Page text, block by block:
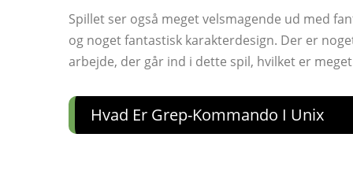
Spillet ser også meget velsmagende ud med
og noget fantastisk karakterdesign. Der er
arbejde, der går ind i dette spil, hvilket er
Hvad Er Grep-Kommando I Unix